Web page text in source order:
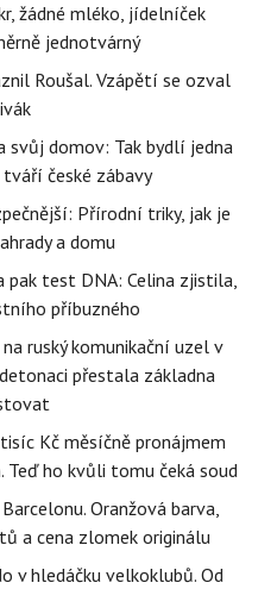
žádné mléko, jídelníček
jednotvárný
Roušal. Vzápětí se ozval
svůj domov: Tak bydlí jedna
české zábavy
Přírodní triky, jak je
a domu
test DNA: Celina zjistila,
příbuzného
ruský komunikační uzel v
přestala základna
Kč měsíčně pronájmem
ho kvůli tomu čeká soud
Oranžová barva,
a cena zlomek originálu
v hledáčku velkoklubů. Od